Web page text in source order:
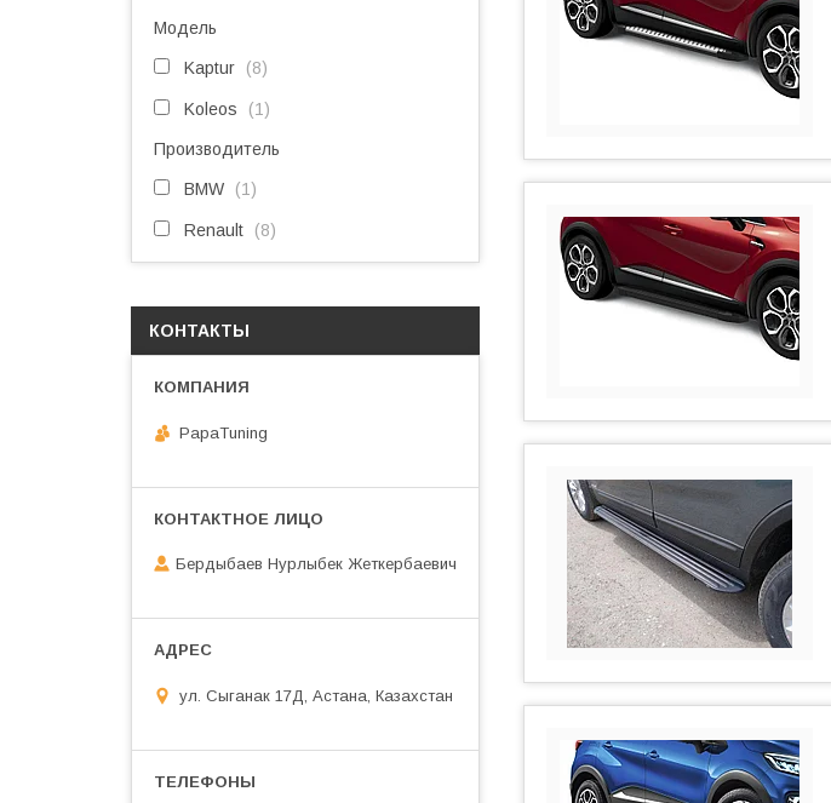
Модель
Kaptur 8
Koleos 1
Производитель
BMW 1
Renault 8
КОНТАКТЫ
PapaTuning
Бердыбаев Нурлыбек Жеткербаевич
ул. Сыганак 17Д, Астана, Казахстан